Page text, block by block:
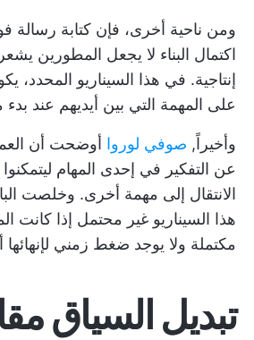
ومن ناحية أخرى، فإن كتابة رسالة
اكتمال البناء لا يجعل المطورين
إنتاجية. في هذا السيناريو المحدد،
على المهمة التي بين أيديهم عند
وأخيراً, صوفي لوروا أوضحت أن
عن التفكير في إحدى المهام ليتمكنوا
الانتقال إلى مهمة أخرى. وخلصت
هذا السيناريو غير محتمل إذا كانت
مكتملة ولا يوجد ضغط زمني لإنهائها
تبديل السياق